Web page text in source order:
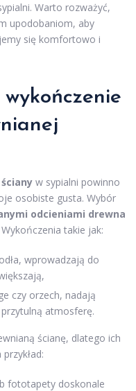
Warto rozważyć,
upodobaniom, aby
się komfortowo i
w sypialni powinno
osobiste gusta. Wybór
odcieniami drewna
takie jak:
wprowadzają do
czy orzech, nadają
atmosferę.
ścianę, dlatego ich
fototapety doskonale